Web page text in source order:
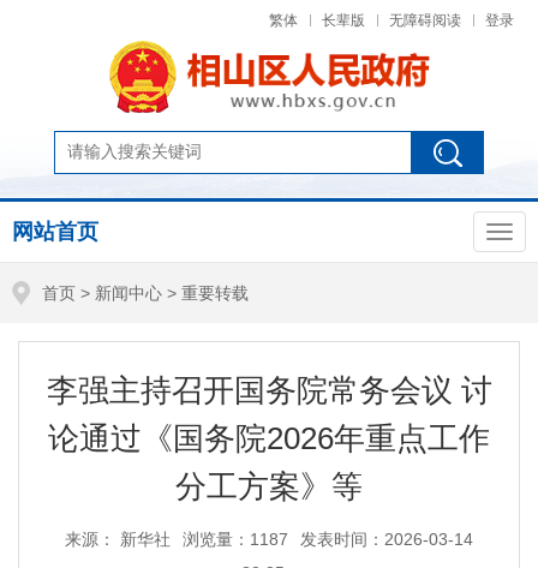
繁体 长辈版 无障碍阅读 登录
网站首页
首页 > 新闻中心 > 重要转载
李强主持召开国务院常务会议 讨
论通过《国务院2026年重点工作
分工方案》等
来源： 新华社 浏览量： 1187
发表时间：2026-03-14